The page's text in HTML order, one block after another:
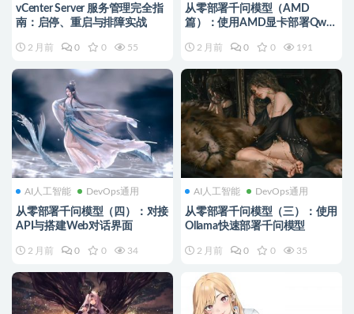
vCenter Server 服务管理完全指
南：启停、重启与排障实战
2 月前 0 0 55
从零部署千问模型（AMD
篇）：使用AMD显卡部署Qwen
2 月前 0 0 191
AI人工智能 DevOps通用
从零部署千问模型（四）：对接
API与搭建Web对话界面
2 月前 0 0 34
AI人工智能 DevOps通用
从零部署千问模型（三）：使用
Ollama快速部署千问模型
2 月前 0 0 35